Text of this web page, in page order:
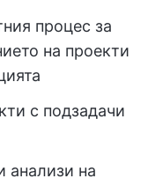
процес за
на проекти
с подзадачи
анализи на